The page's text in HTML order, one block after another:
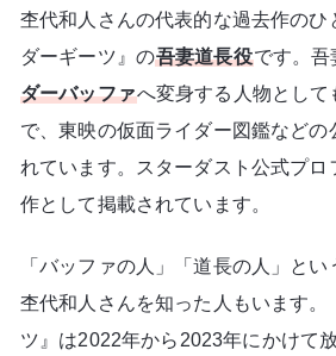
杢代和人さんの代表的な過去作のひ
ダーギーツ』の吾妻道長役です。吾
ダーバッファへ変身する人物として
で、東映の仮面ライダー図鑑などの
れています。スターダスト公式プロ
作として掲載されています。
「バッファの人」「道長の人」と
杢代和人さんを知った人もいます。
ツ』は2022年から2023年にかけて